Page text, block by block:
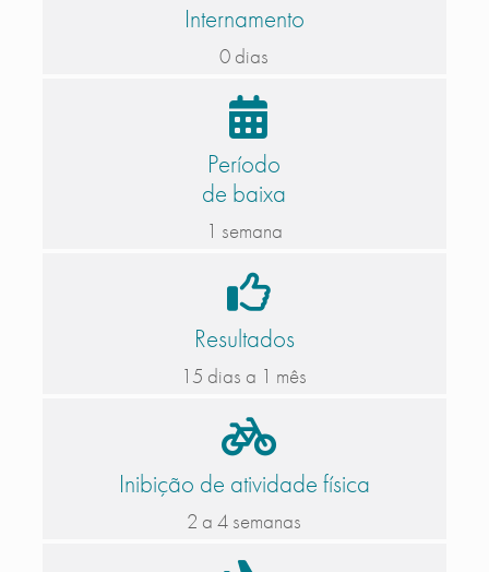
Internamento
0 dias
Período
de baixa
1 semana
Resultados
15 dias a 1 mês
Inibição de atividade física
2 a 4 semanas